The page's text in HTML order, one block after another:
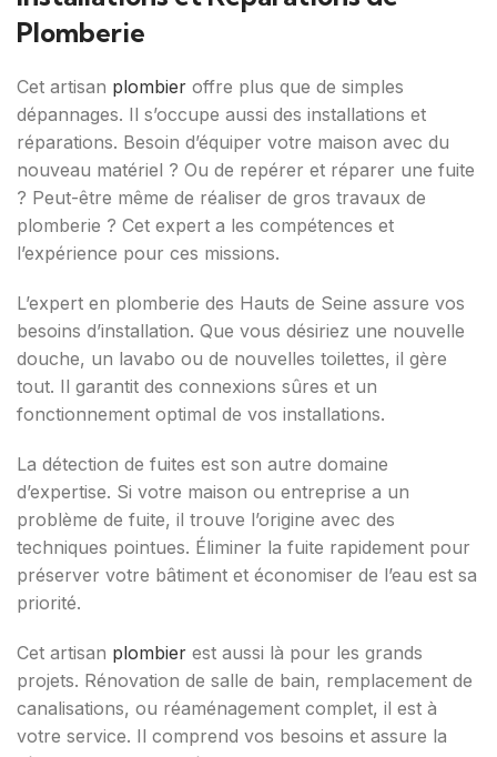
Plomberie
Cet artisan plombier offre plus que de simples
dépannages. Il s’occupe aussi des installations et
réparations. Besoin d’équiper votre maison avec du
nouveau matériel ? Ou de repérer et réparer une fuite
? Peut-être même de réaliser de gros travaux de
plomberie ? Cet expert a les compétences et
l’expérience pour ces missions.
L’expert en plomberie des Hauts de Seine assure vos
besoins d’installation. Que vous désiriez une nouvelle
douche, un lavabo ou de nouvelles toilettes, il gère
tout. Il garantit des connexions sûres et un
fonctionnement optimal de vos installations.
La détection de fuites est son autre domaine
d’expertise. Si votre maison ou entreprise a un
problème de fuite, il trouve l’origine avec des
techniques pointues. Éliminer la fuite rapidement pour
préserver votre bâtiment et économiser de l’eau est sa
priorité.
Cet artisan plombier est aussi là pour les grands
projets. Rénovation de salle de bain, remplacement de
canalisations, ou réaménagement complet, il est à
votre service. Il comprend vos besoins et assure la